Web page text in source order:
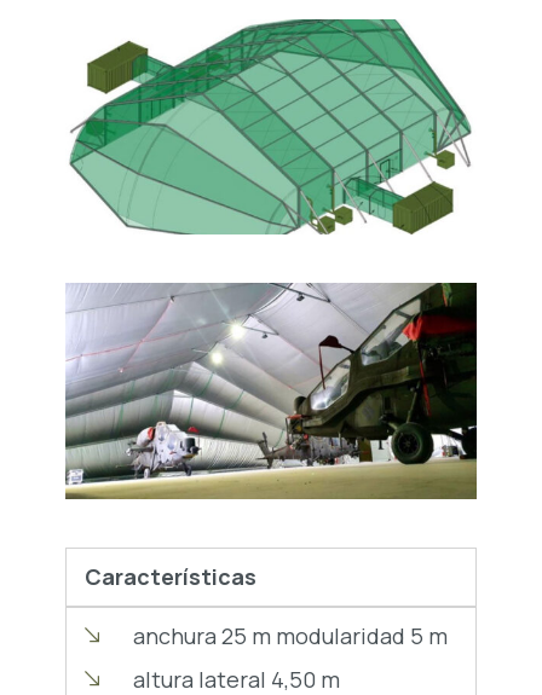
Características
anchura 25 m modularidad 5 m
altura lateral 4,50 m